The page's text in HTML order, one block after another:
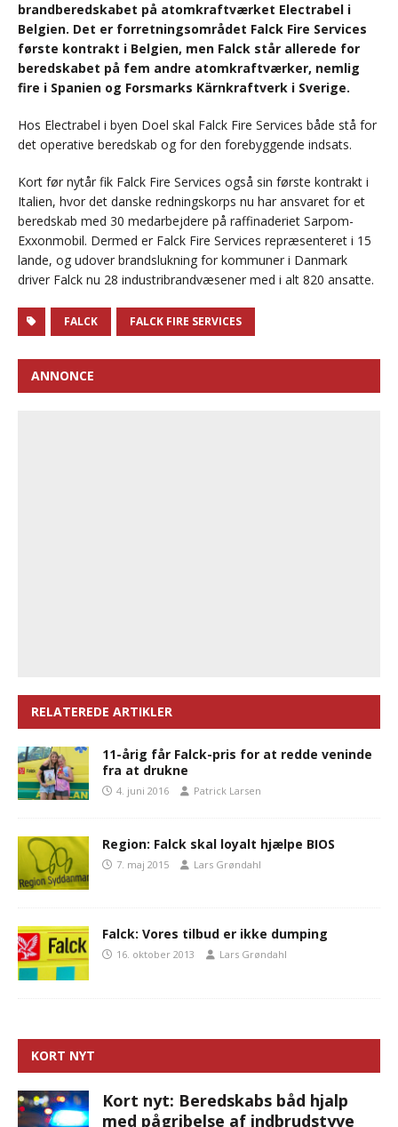
brandberedskabet på atomkraftværket Electrabel i
Belgien. Det er forretningsområdet Falck Fire Services
første kontrakt i Belgien, men Falck står allerede for
beredskabet på fem andre atomkraftværker, nemlig
fire i Spanien og Forsmarks Kärnkraftverk i Sverige.
Hos Electrabel i byen Doel skal Falck Fire Services både stå for
det operative beredskab og for den forebyggende indsats.
Kort før nytår fik Falck Fire Services også sin første kontrakt i
Italien, hvor det danske redningskorps nu har ansvaret for et
beredskab med 30 medarbejdere på raffinaderiet Sarpom-
Exxonmobil. Dermed er Falck Fire Services repræsenteret i 15
lande, og udover brandslukning for kommuner i Danmark
driver Falck nu 28 industribrandvæsener med i alt 820 ansatte.
FALCK FALCK FIRE SERVICES
ANNONCE
RELATEREDE ARTIKLER
11-årig får Falck-pris for at redde veninde
fra at drukne
4. juni 2016 Patrick Larsen
Region: Falck skal loyalt hjælpe BIOS
7. maj 2015 Lars Grøndahl
Falck: Vores tilbud er ikke dumping
16. oktober 2013 Lars Grøndahl
KORT NYT
Kort nyt: Beredskabs båd hjalp
med pågribelse af indbrudstyve